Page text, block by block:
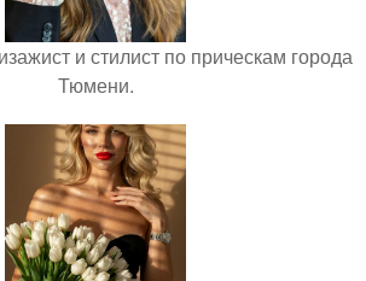
и стилист по прическам города
Тюмени.